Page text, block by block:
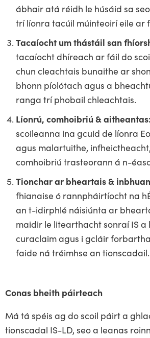
ábhair atá réidh le húsáid sa
trí líonra tacúil múinteoirí eile ar
Tacaíocht um thástáil san
tacaíocht dhíreach ar fáil do
chun cleachtais bunaithe ar
bhonn píolótach agus a
ranga trí phobail chleachtais.
Líonrú, comhoibriú & aitheantas:
scoileanna ina gcuid de líonra
agus malartuithe,
comhoibriú trasteorann á n-
Tionchar ar bheartais &
fhianaise ó rannpháirtíocht na
an t-idirphlé náisiúnta ar
maidir le litearthacht sonraí IS a
curaclaim agus i gcláir
faide ná tréimhse an tionscadail.
Conas bheith páirteach
Má tá spéis ag do scoil páirt a
tionscadal IS-LD, seo a leanas